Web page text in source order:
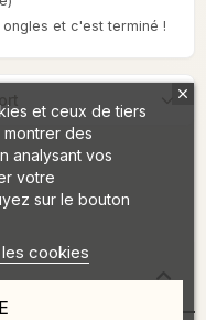
et c'est terminé !
et ceux de tiers
des
analysant vos
votre
sur le bouton
cookies